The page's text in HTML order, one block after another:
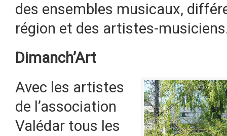
des ensembles musicaux,
région et des artistes-
Dimanch’Art
Avec les artistes
de l’association
Valédar tous les